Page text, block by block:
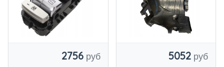
2756 5052